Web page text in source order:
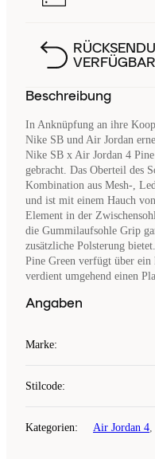
VERFÜGBAR
Beschreibung
In Anknüpfung an ihre
Nike SB und Air Jordan
Nike SB x Air Jordan 4
gebracht. Das Oberteil des
Kombination aus Mesh-,
und ist mit einem Hauch
Element in der
die Gummilaufsohle Grip
zusätzliche Polsterung
Pine Green verfügt über ein
verdient umgehend einen
Angaben
Marke:
Stilcode:
Kategorien: Air Jordan 4,